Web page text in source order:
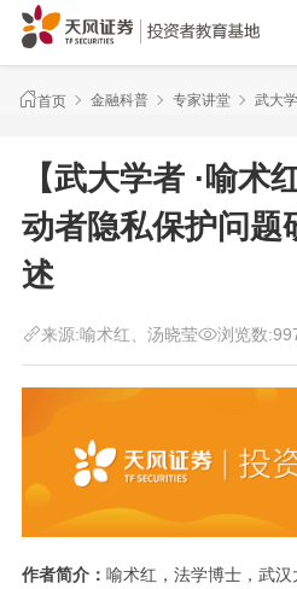
首页 金融科普 专家讲堂 武大
【武大学者 ·喻术
动者隐私保护问题
述
来源:喻术红、汤晓莹 浏览数:
作者简介： 喻术红，法学博士，武